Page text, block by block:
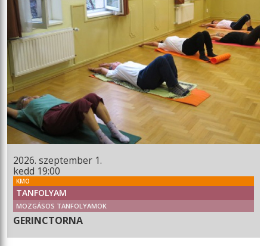
2026. szeptember 1.
kedd 19:00
KMO
TANFOLYAM
MOZGÁSOS TANFOLYAMOK
GERINCTORNA